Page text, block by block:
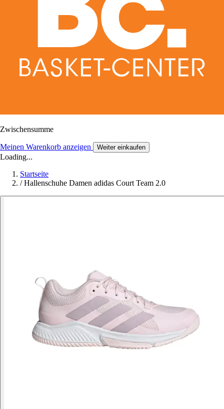
Zwischensumme
Meinen Warenkorb anzeigen Weiter einkaufen
Loading...
Startseite
/ Hallenschuhe Damen adidas Court Team 2.0